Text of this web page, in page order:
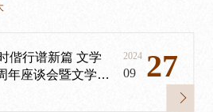
偕行谱新篇 文学
年座谈会暨文学院
2024
09 27